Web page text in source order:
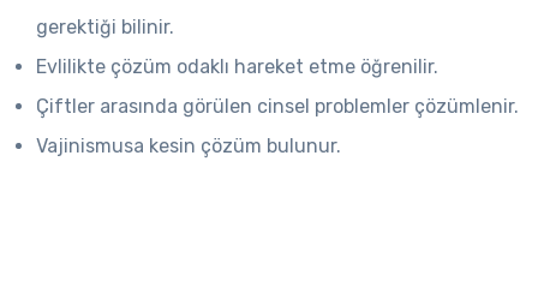
gerektiği bilinir.
Evlilikte çözüm odaklı hareket etme öğrenilir.
Çiftler arasında görülen cinsel problemler çözümlenir.
Vajinismusa kesin çözüm bulunur.